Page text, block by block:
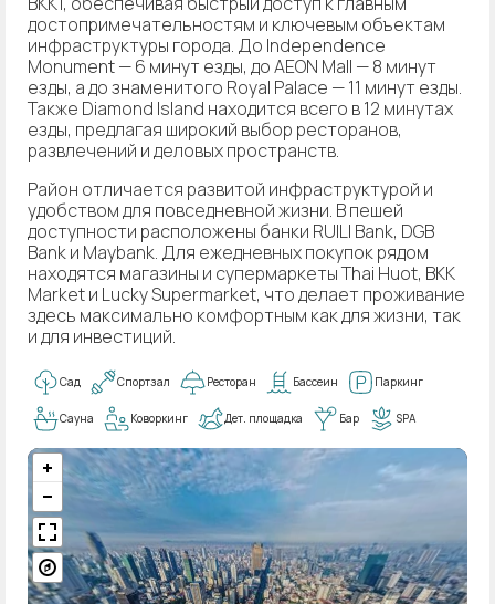
достопримечательностям и ключевым объектам
инфраструктуры города. До Independence
Monument — 6 минут езды, до AEON Mall — 8 минут
езды, а до знаменитого Royal Palace — 11 минут езды.
Также Diamond Island находится всего в 12 минутах
езды, предлагая широкий выбор ресторанов,
развлечений и деловых пространств.
Район отличается развитой инфраструктурой и
удобством для повседневной жизни. В пешей
доступности расположены банки RUILI Bank, DGB
Bank и Maybank. Для ежедневных покупок рядом
находятся магазины и супермаркеты Thai Huot, BKK
Market и Lucky Supermarket, что делает проживание
здесь максимально комфортным как для жизни, так
и для инвестиций.
Сад Спортзал Ресторан Бассеин Паркинг
Сауна Коворкинг Дет. площадка Бар SPA